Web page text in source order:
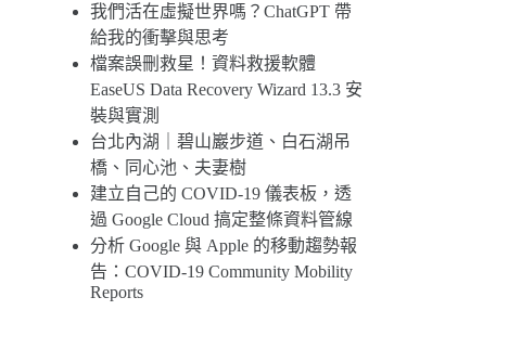
我們活在虛擬世界嗎？ChatGPT 帶
給我的衝擊與思考
檔案誤刪救星！資料救援軟體
EaseUS Data Recovery Wizard 13.3 安
裝與實測
台北內湖｜碧山巖步道、白石湖吊
橋、同心池、夫妻樹
建立自己的 COVID-19 儀表板，透
過 Google Cloud 搞定整條資料管線
分析 Google 與 Apple 的移動趨勢報
告：COVID-19 Community Mobility
Reports